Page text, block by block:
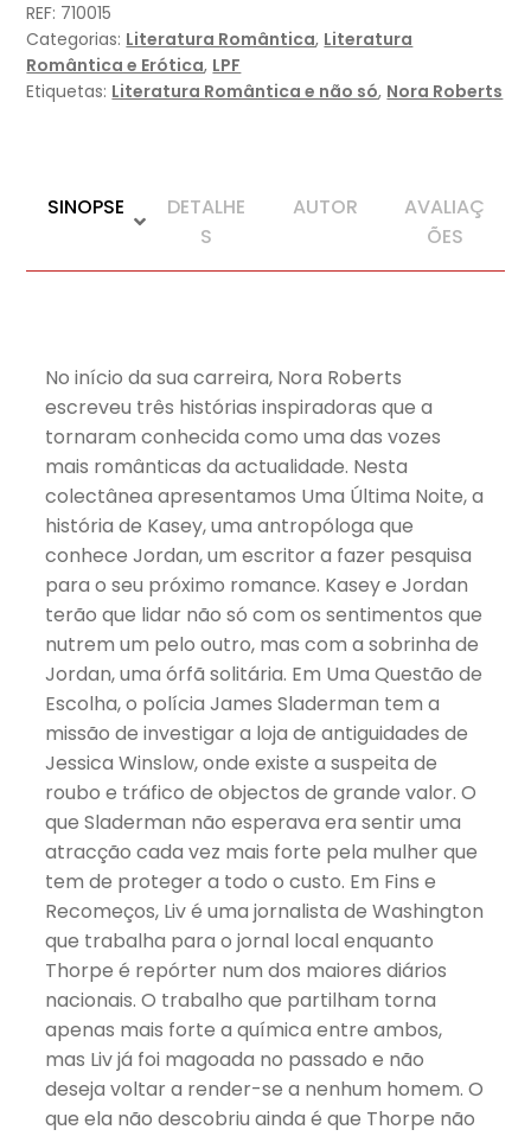
REF: 710015
Categorias: Literatura Romântica, Literatura
Romântica e Erótica, LPF
Etiquetas: Literatura Romântica e não só, Nora Roberts
SINOPSE
DETALHE
S
AUTOR
AVALIAÇ
ÕES
No início da sua carreira, Nora Roberts
escreveu três histórias inspiradoras que a
tornaram conhecida como uma das vozes
mais românticas da actualidade. Nesta
colectânea apresentamos Uma Última Noite, a
história de Kasey, uma antropóloga que
conhece Jordan, um escritor a fazer pesquisa
para o seu próximo romance. Kasey e Jordan
terão que lidar não só com os sentimentos que
nutrem um pelo outro, mas com a sobrinha de
Jordan, uma órfã solitária. Em Uma Questão de
Escolha, o polícia James Sladerman tem a
missão de investigar a loja de antiguidades de
Jessica Winslow, onde existe a suspeita de
roubo e tráfico de objectos de grande valor. O
que Sladerman não esperava era sentir uma
atracção cada vez mais forte pela mulher que
tem de proteger a todo o custo. Em Fins e
Recomeços, Liv é uma jornalista de Washington
que trabalha para o jornal local enquanto
Thorpe é repórter num dos maiores diários
nacionais. O trabalho que partilham torna
apenas mais forte a química entre ambos,
mas Liv já foi magoada no passado e não
deseja voltar a render-se a nenhum homem. O
que ela não descobriu ainda é que Thorpe não